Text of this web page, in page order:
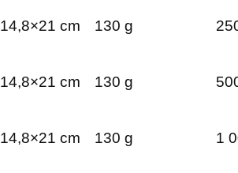
14,8×21 cm 130 g
14,8×21 cm 130 g
14,8×21 cm 130 g 1